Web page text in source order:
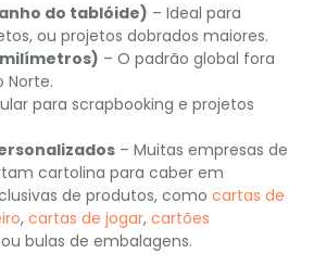
do tablóide) – Ideal para
ou projetos dobrados maiores.
milímetros) – O padrão global fora
Norte.
para scrapbooking e projetos
– Muitas empresas de
cartolina para caber em
de produtos, como cartas de
, cartas de jogar, cartões
ou bulas de embalagens.